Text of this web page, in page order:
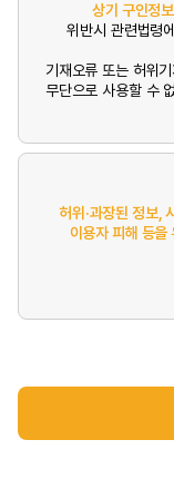
상기 구인정
위반시 관련법령
기재오류 또는 허위
무단으로 사용할 수
허위·과장된 정보,
이용자 피해 등을